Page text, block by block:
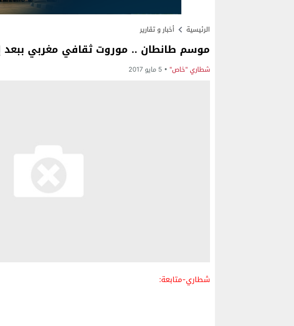
الرئيسية أخبار و تقارير
موسم طانطان .. موروت ثقافي مغربي ببعد
شطاري "خاص" 5 مايو 2017
شطاري-متابعة: